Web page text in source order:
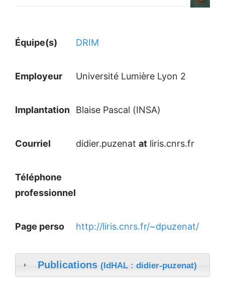
Équipe(s) DRIM
Employeur Université Lumière Lyon 2
Implantation Blaise Pascal (INSA)
Courriel didier.puzenat at liris.cnrs.fr
Téléphone
professionnel
Page perso http://liris.cnrs.fr/~dpuzenat/
Publications (IdHAL : didier-puzenat)